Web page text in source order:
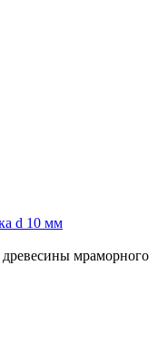
d 10 мм
древесины мраморного